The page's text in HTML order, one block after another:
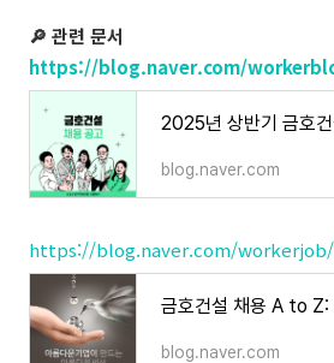
🔎 관련 문서
https://blog.naver.com/
blog.naver.com
https://blog.naver.com/workerjob/
blog.naver.com